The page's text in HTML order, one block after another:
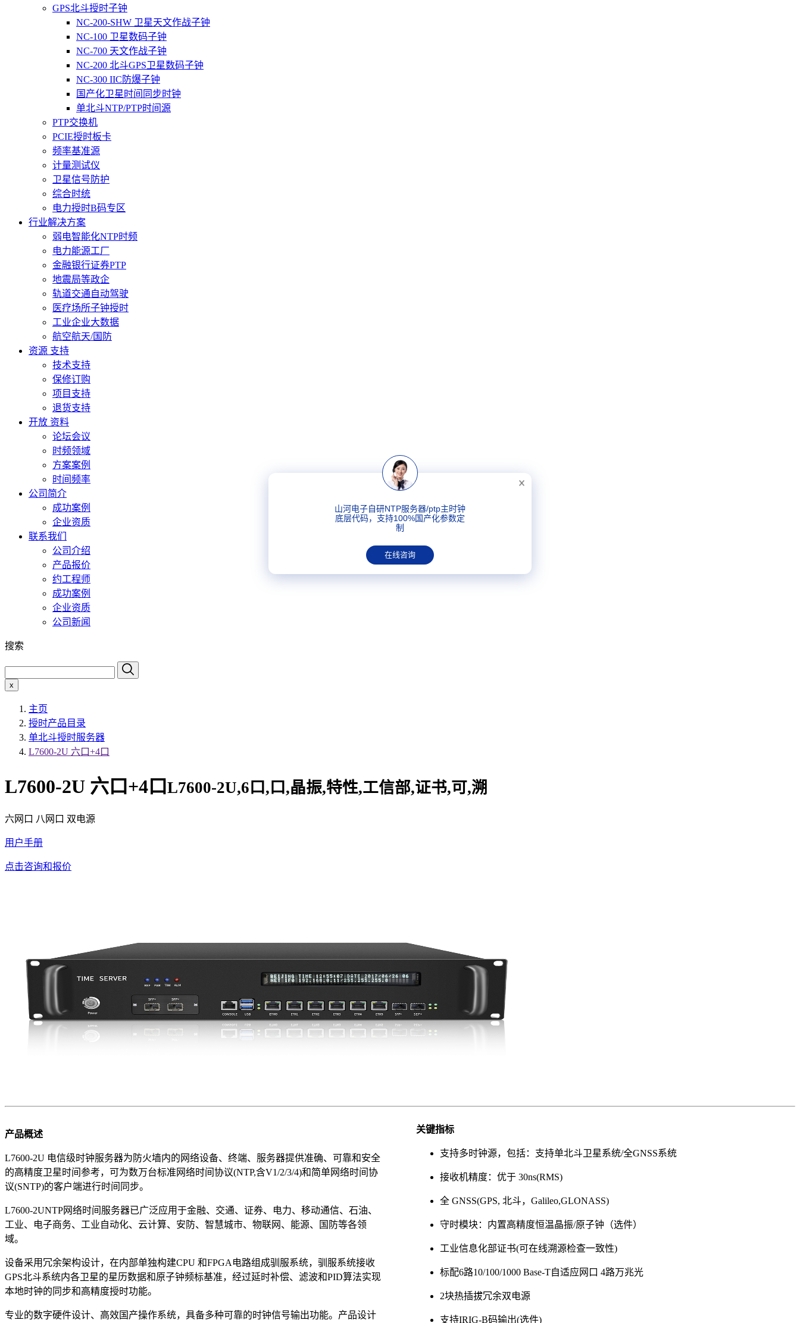
GPS北斗授时子钟
NC-200-SHW 卫星天文作战子钟
NC-100 卫星数码子钟
NC-700 天文作战子钟
NC-200 北斗GPS卫星数码子钟
NC-300 IIC防爆子钟
国产化卫星时间同步时钟
单北斗NTP/PTP时间源
PTP交换机
PCIE授时板卡
频率基准源
计量测试仪
卫星信号防护
综合时统
电力授时B码专区
行业解决方案
弱电智能化NTP时频
电力能源工厂
金融银行证券PTP
地震局等政企
轨道交通自动驾驶
医疗场所子钟授时
工业企业大数据
航空航天/国防
资源 支持
技术支持
保修订购
项目支持
退货支持
开放 资料
论坛会议
时频领域
方案案例
时间频率
公司简介
成功案例
企业资质
联系我们
公司介绍
产品报价
约工程师
成功案例
企业资质
公司新闻
搜索
x
主页
授时产品目录
单北斗授时服务器
L7600-2U 六口+4口
L7600-2U 六口+4口 L7600-2U,6口,口,晶振,特性,工信部,证书,可,溯
六网口 八网口 双电源
用户手册
点击咨询和报价
产品概述
L7600-2U 电信级时钟服务器为防火墙内的网络设备、终端、服务器提供准确、可靠和安全
的高精度卫星时间参考，可为数万台标准网络时间协议(NTP,含V1/2/3/4)和简单网络时间协
议(SNTP)的客户端进行时间同步。
L7600-2UNTP网络时间服务器已广泛应用于金融、交通、证券、电力、移动通信、石油、
工业、电子商务、工业自动化、云计算、安防、智慧城市、物联网、能源、国防等各领
域。
设备采用冗余架构设计，在内部单独构建CPU 和FPGA电路组成驯服系统，驯服系统接收
GPS北斗系统内各卫星的星历数据和原子钟频标基准，经过延时补偿、滤波和PID算法实现
本地时钟的同步和高精度授时功能。
专业的数字硬件设计、高效国产操作系统，具备多种可靠的时钟信号输出功能。产品设计
关键指标
支持多时钟源，包括：支持单北斗卫星系统/全GNSS系统
接收机精度：优于 30ns(RMS)
全 GNSS(GPS, 北斗，Galileo,GLONASS)
守时模块：内置高精度恒温晶振/原子钟（选件）
工业信息化部证书(可在线溯源检查一致性)
标配6路10/100/1000 Base-T自适应网口 4路万兆光
2块热插拔冗余双电源
支持IRIG-B码输出(选件)
山河电子自研NTP服务器/ptp主时钟
底层代码，支持100%国产化参数定
制
在线咨询